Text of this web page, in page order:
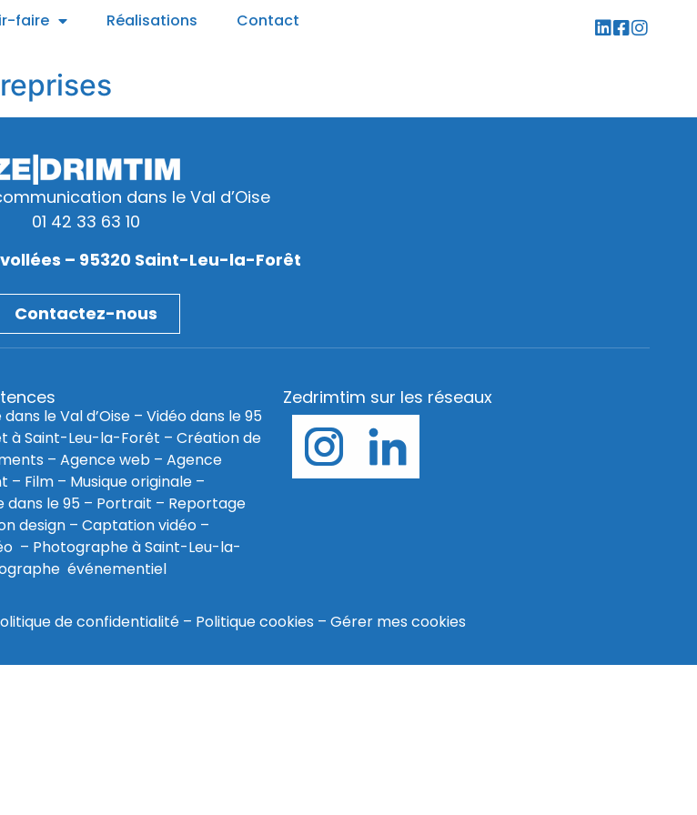
faire Réalisations Contact
dans le Val d’Oise
01 42 33 63 10
– 95320 Saint-Leu-la-Forêt
Contactez-nous
le Val d’Oise –Vidéo dans le 95
à Saint-Leu-la-Forêt –Création de
–Agence web –Agence
– Film – Musique originale –
dans le 95 – Portrait – Reportage
design – Captation vidéo –
– Photographe à Saint-Leu-la-
événementiel
Zedrimtim sur les réseaux
de confidentialité– Politique cookies – Gérer mes cookies